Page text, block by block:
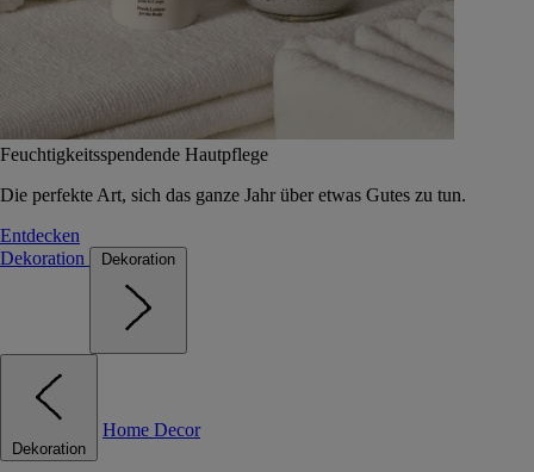
Feuchtigkeitsspendende Hautpflege
Die perfekte Art, sich das ganze Jahr über etwas Gutes zu tun.
Entdecken
Dekoration
Dekoration
Dekoration
Home Decor